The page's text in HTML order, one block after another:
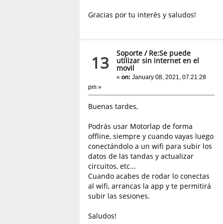
Gracias por tu interés y saludos!
13 Soporte / Re:Se puede
utilizar sin internet en el
movil
«on: January 08, 2021, 07:21:28
pm »
Buenas tardes,
Podrás usar Motorlap de forma
offline, siempre y cuando vayas luego
conectándolo a un wifi para subir los
datos de las tandas y actualizar
circuitos, etc...
Cuando acabes de rodar lo conectas
al wifi, arrancas la app y te permitirá
subir las sesiones.
Saludos!